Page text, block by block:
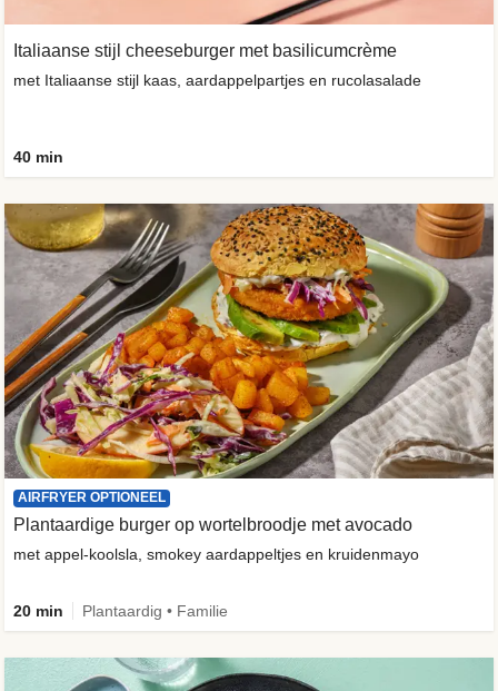
Italiaanse stijl cheeseburger met basilicumcrème
met Italiaanse stijl kaas, aardappelpartjes en rucolasalade
40 min
AIRFRYER OPTIONEEL
Plantaardige burger op wortelbroodje met avocado
met appel-koolsla, smokey aardappeltjes en kruidenmayo
20 min Plantaardig • Familie